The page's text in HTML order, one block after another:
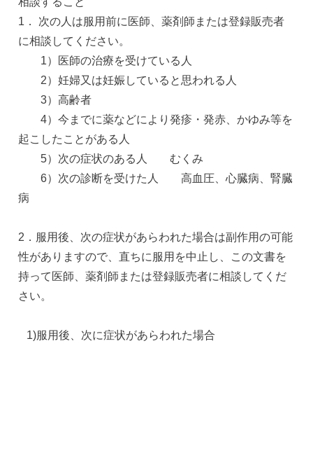
1． 次の人は服用前に医師、薬剤師または登録販売者
に相談してください。
1）医師の治療を受けている人
2）妊婦又は妊娠していると思われる人
3）高齢者
4）今までに薬などにより発疹・発赤、かゆみ等を
起こしたことがある人
5）次の症状のある人 むくみ
6）次の診断を受けた人 高血圧、心臓病、腎臓
病
2．服用後、次の症状があらわれた場合は副作用の可能
性がありますので、直ちに服用を中止し、この文書を
持って医師、薬剤師または登録販売者に相談してくだ
さい。
1)服用後、次に症状があらわれた場合